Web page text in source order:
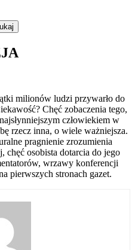
milionów ludzi przywarło do
Chęć zobaczenia tego,
czło­wiekiem w
rzecz inna, o wiele ważniejsza.
pragnienie zrozu­mienia
chęć osobista dotarcia do jego
wrzawy konferencji
pierwszych stro­nach gazet.